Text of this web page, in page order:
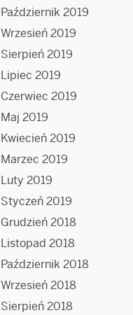
Październik 2019
Wrzesień 2019
Sierpień 2019
Lipiec 2019
Czerwiec 2019
Maj 2019
Kwiecień 2019
Marzec 2019
Luty 2019
Styczeń 2019
Grudzień 2018
Listopad 2018
Październik 2018
Wrzesień 2018
Sierpień 2018